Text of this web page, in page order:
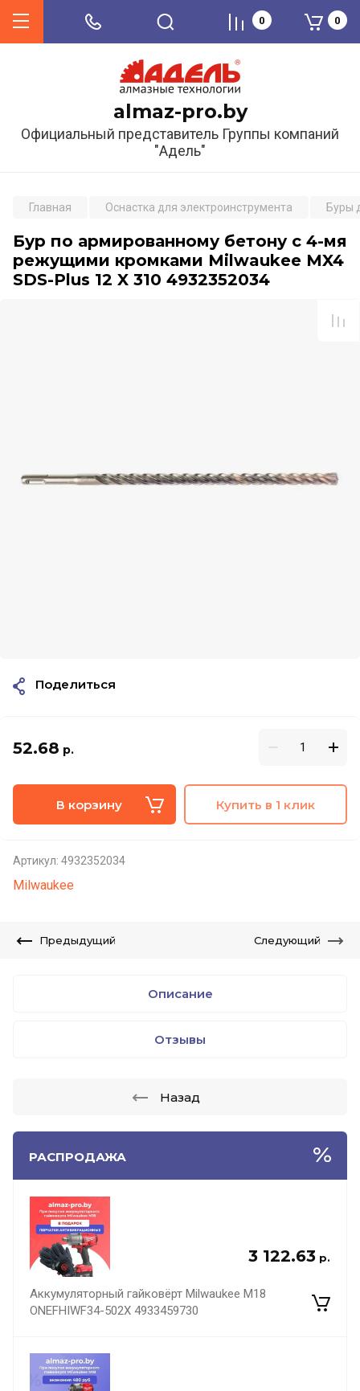
almaz-pro.by
Официальный представитель Группы компаний
"Адель"
0 0
РАСПРОДАЖА
3 122.63 р.
Аккумуляторный гайковёрт Milwaukee M18
ONEFHIWF34-502X 4933459730
Главная Оснастка для электроинструмента Буры
Бур по армированному бетону с 4-мя
режущими кромками Milwaukee MX4
SDS-Plus 12 X 310 4932352034
52.68 р.
В корзину Купить в 1 клик
Артикул: 4932352034
Milwaukee
Поделиться
Предыдущий Следующий
Описание
Отзывы
Назад